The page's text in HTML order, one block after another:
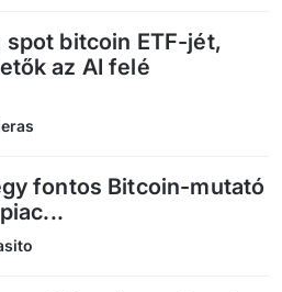
spot bitcoin ETF-jét,
az AI felé
fontos Bitcoin-mutató